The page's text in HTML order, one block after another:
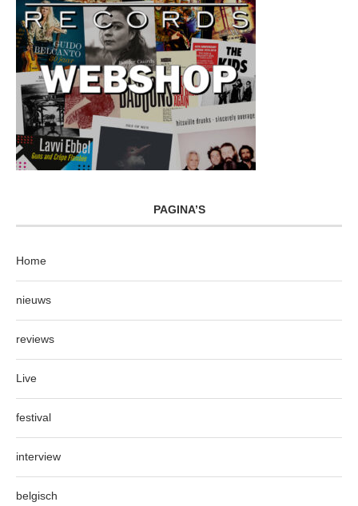
PAGINA’S
Home
nieuws
reviews
Live
festival
interview
belgisch